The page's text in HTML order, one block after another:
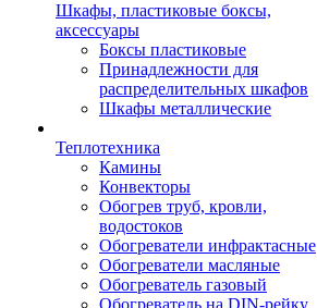
Шкафы, пластиковые боксы,
аксессуары
Боксы пластиковые
Принадлежности для
распределительных шкафов
Шкафы металлические
Теплотехника
Камины
Конвекторы
Обогрев труб, кровли,
водостоков
Обогреватели инфрактасные
Обогреватели масляные
Обогреватель газовый